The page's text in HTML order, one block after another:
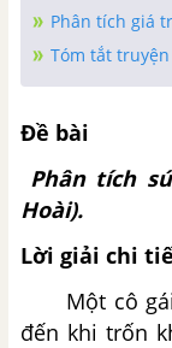
Phân tích giá
Tóm tắt truyện
Đề bài
Phân tích
Hoài).
Lời giải chi
Một cô gái
đến khi trốn